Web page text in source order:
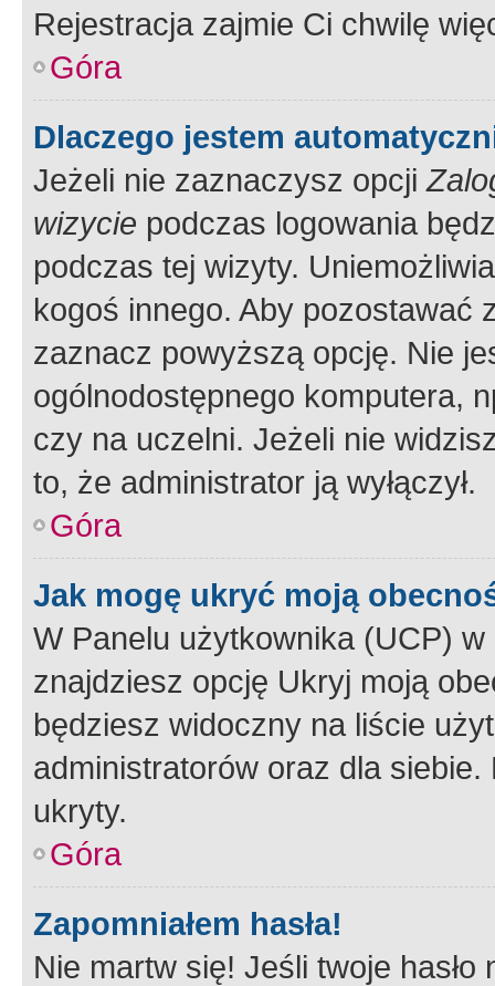
Rejestracja zajmie Ci chwilę
Góra
Dlaczego jestem
Jeżeli nie zaznaczysz opcji
wizycie podczas logowania
podczas tej wizyty.
kogoś innego. Aby pozostawać
zaznacz powyższą opcję. Nie
ogólnodostępnego komputera,
czy na uczelni. Jeżeli nie
to, że administrator ją wyłączył.
Góra
Jak mogę ukryć moją
W Panelu użytkownika (UCP) w
znajdziesz opcję Ukryj moją
będziesz widoczny na liście
administratorów oraz dla
ukryty.
Góra
Zapomniałem hasła!
Nie martw się! Jeśli twoje